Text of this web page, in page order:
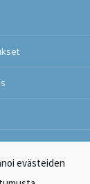
evästeiden